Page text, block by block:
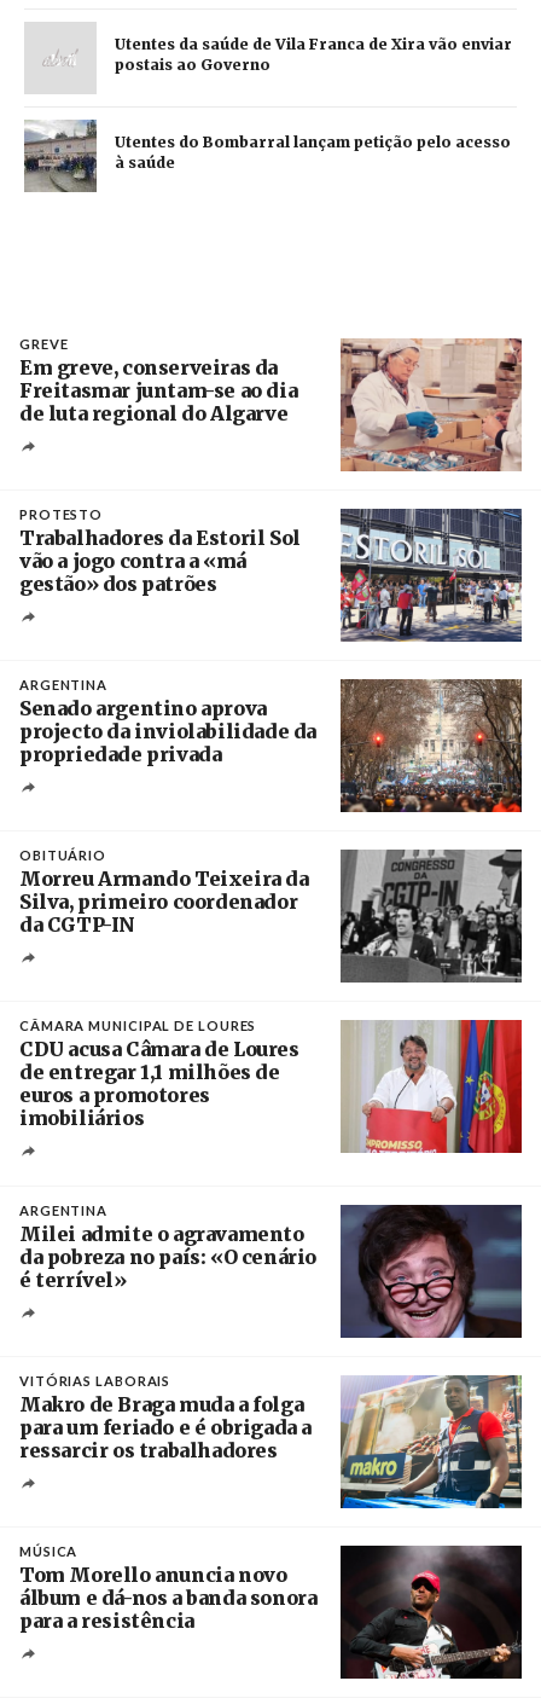
Utentes da saúde de Vila Franca de Xira vão enviar
postais ao Governo
Utentes do Bombarral lançam petição pelo acesso
à saúde
GREVE
Em greve, conserveiras da
Freitasmar juntam-se ao dia
de luta regional do Algarve
PROTESTO
Trabalhadores da Estoril Sol
vão a jogo contra a «má
gestão» dos patrões
ARGENTINA
Senado argentino aprova
projecto da inviolabilidade da
propriedade privada
OBITUÁRIO
Morreu Armando Teixeira da
Silva, primeiro coordenador
da CGTP-IN
CÂMARA MUNICIPAL DE LOURES
CDU acusa Câmara de Loures
de entregar 1,1 milhões de
euros a promotores
imobiliários
ARGENTINA
Milei admite o agravamento
da pobreza no país: «O cenário
é terrível»
VITÓRIAS LABORAIS
Makro de Braga muda a folga
para um feriado e é obrigada a
ressarcir os trabalhadores
MÚSICA
Tom Morello anuncia novo
álbum e dá-nos a banda sonora
para a resistência